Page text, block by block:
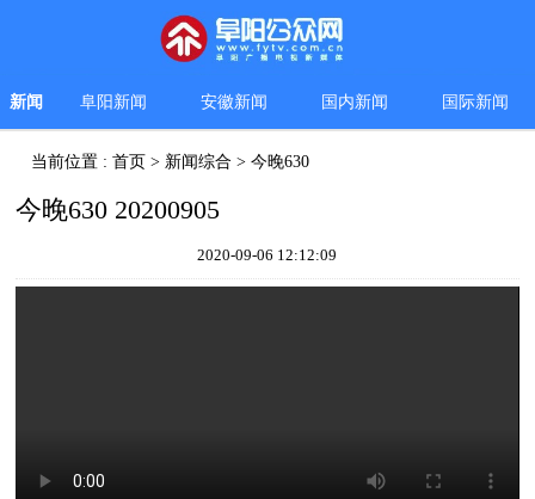
新闻 阜阳新闻 安徽新闻 国内新闻 国际新闻
当前位置 :首页 > 新闻综合 >今晚630
今晚630 20200905
2020-09-06 12:12:09